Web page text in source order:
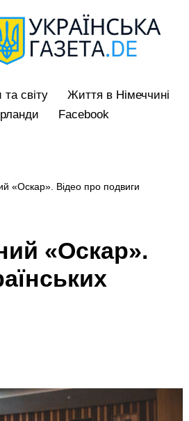
світу Життя в Німеччині
Facebook
«Оскар». Відео про подвиги
«Оскар».